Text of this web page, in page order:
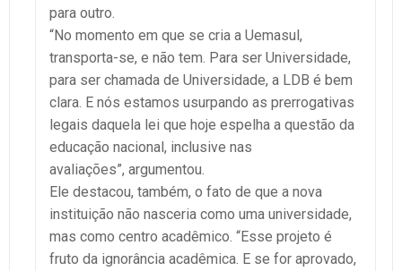
para outro.
“No momento em que se cria a Uemasul,
transporta-se, e não tem. Para ser Universidade,
para ser chamada de Universidade, a LDB é bem
clara. E nós estamos usurpando as prerrogativas
legais daquela lei que hoje espelha a questão da
educação nacional, inclusive nas
avaliações”, argumentou.
Ele destacou, também, o fato de que a nova
instituição não nasceria como uma universidade,
mas como centro acadêmico. “Esse projeto é
fruto da ignorância acadêmica. E se for aprovado,